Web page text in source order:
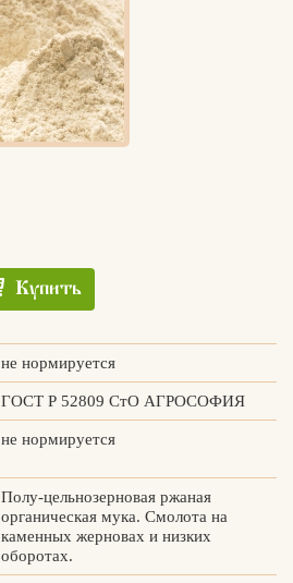
Купить
не нормируется
ГОСТ Р 52809 СтО АГРОСОФИЯ
не нормируется
Полу-цельнозерновая ржаная
органическая мука. Смолота на
каменных жерновах и низких
оборотах.